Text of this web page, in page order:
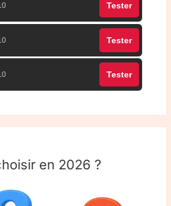
Tester
Tester
Tester
en 2026 ?